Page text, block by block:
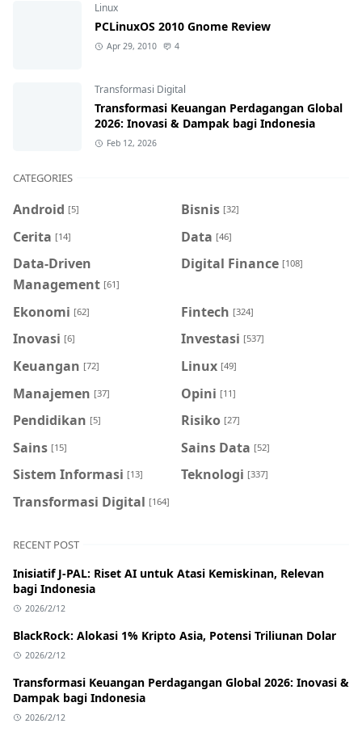
Linux
PCLinuxOS 2010 Gnome Review
Apr 29, 2010 4
Transformasi Digital
Transformasi Keuangan Perdagangan Global
2026: Inovasi & Dampak bagi Indonesia
Feb 12, 2026
CATEGORIES
Android [5] Bisnis [32]
Cerita [14] Data [46]
Data-Driven
Management [61]
Digital Finance [108]
Ekonomi [62] Fintech [324]
Inovasi [6] Investasi [537]
Keuangan [72] Linux [49]
Manajemen [37] Opini [11]
Pendidikan [5] Risiko [27]
Sains [15] Sains Data [52]
Sistem Informasi [13] Teknologi [337]
Transformasi Digital [164]
RECENT POST
Inisiatif J-PAL: Riset AI untuk Atasi Kemiskinan, Relevan
bagi Indonesia
2026/2/12
BlackRock: Alokasi 1% Kripto Asia, Potensi Triliunan Dolar
2026/2/12
Transformasi Keuangan Perdagangan Global 2026: Inovasi &
Dampak bagi Indonesia
2026/2/12